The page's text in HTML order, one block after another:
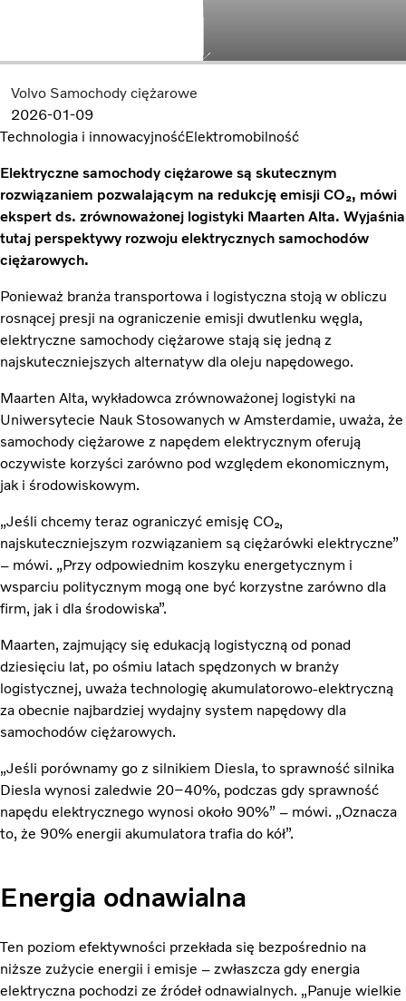
Volvo Samochody ciężarowe
2026-01-09
Technologia i innowacyjnośćElektromobilność
Elektryczne samochody ciężarowe są skutecznym
rozwiązaniem pozwalającym na redukcję emisji CO₂, mówi
ekspert ds. zrównoważonej logistyki Maarten Alta. Wyjaśnia
tutaj perspektywy rozwoju elektrycznych samochodów
ciężarowych.
Ponieważ branża transportowa i logistyczna stoją w obliczu
rosnącej presji na ograniczenie emisji dwutlenku węgla,
elektryczne samochody ciężarowe stają się jedną z
najskuteczniejszych alternatyw dla oleju napędowego.
Maarten Alta, wykładowca zrównoważonej logistyki na
Uniwersytecie Nauk Stosowanych w Amsterdamie, uważa, że
samochody ciężarowe z napędem elektrycznym oferują
oczywiste korzyści zarówno pod względem ekonomicznym,
jak i środowiskowym.
„Jeśli chcemy teraz ograniczyć emisję CO₂,
najskuteczniejszym rozwiązaniem są ciężarówki elektryczne”
– mówi. „Przy odpowiednim koszyku energetycznym i
wsparciu politycznym mogą one być korzystne zarówno dla
firm, jak i dla środowiska”.
Maarten, zajmujący się edukacją logistyczną od ponad
dziesięciu lat, po ośmiu latach spędzonych w branży
logistycznej, uważa technologię akumulatorowo-elektryczną
za obecnie najbardziej wydajny system napędowy dla
samochodów ciężarowych.
„Jeśli porównamy go z silnikiem Diesla, to sprawność silnika
Diesla wynosi zaledwie 20–40%, podczas gdy sprawność
napędu elektrycznego wynosi około 90%” – mówi. „Oznacza
to, że 90% energii akumulatora trafia do kół”.
Energia odnawialna
Ten poziom efektywności przekłada się bezpośrednio na
niższe zużycie energii i emisje – zwłaszcza gdy energia
elektryczna pochodzi ze źródeł odnawialnych. „Panuje wielkie